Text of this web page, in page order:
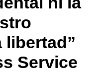
libertad”
Service